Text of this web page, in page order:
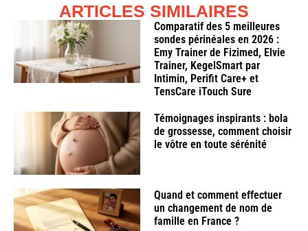
ARTICLES SIMILAIRES
Comparatif des 5 meilleures
sondes périnéales en 2026 :
Emy Trainer de Fizimed, Elvie
Trainer, KegelSmart par
Intimin, Perifit Care+ et
TensCare iTouch Sure
Témoignages inspirants : bola
de grossesse, comment choisir
le vôtre en toute sérénité
Quand et comment effectuer
un changement de nom de
famille en France ?